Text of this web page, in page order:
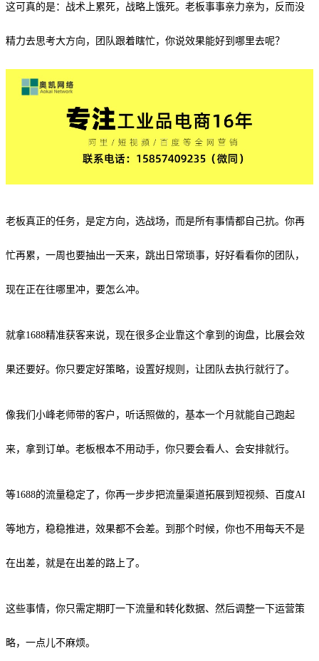
这可真的是：战术上累死，战略上饿死。老板事事亲力亲为，反而没
精力去思考大方向，团队跟着瞎忙，你说效果能好到哪里去呢？
老板真正的任务，是定方向，选战场，而是所有事情都自己抗。你再
忙再累，一周也要抽出一天来，跳出日常琐事，好好看看你的团队，
现在正在往哪里冲，要怎么冲。
就拿1688精准获客来说，现在很多企业靠这个拿到的询盘，比展会效
果还要好。你只要定好策略，设置好规则，让团队去执行就行了。
像我们小峰老师带的客户，听话照做的，基本一个月就能自己跑起
来，拿到订单。老板根本不用动手，你只要会看人、会安排就行。
等1688的流量稳定了，你再一步步把流量渠道拓展到短视频、百度AI
等地方，稳稳推进，效果都不会差。到那个时候，你也不用每天不是
在出差，就是在出差的路上了。
这些事情，你只需定期盯一下流量和转化数据、然后调整一下运营策
略，一点儿不麻烦。